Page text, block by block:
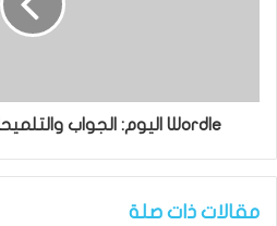
Wordle اليوم: الجواب والتلميحات في 26 فبراير 2025
مقالات ذات صلة